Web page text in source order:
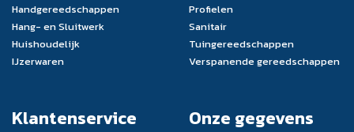
Handgereedschappen
Hang- en Sluitwerk
Huishoudelijk
IJzerwaren
Profielen
Sanitair
Tuingereedschappen
Verspanende gereedschappen
Klantenservice Onze gegevens